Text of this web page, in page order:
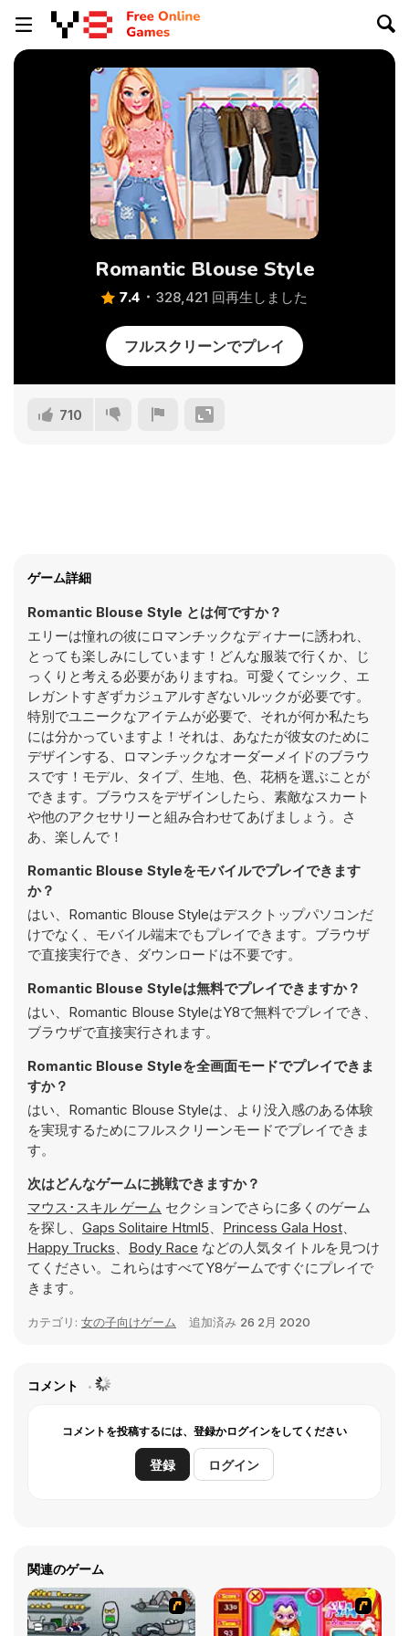
Romantic Blouse Style
7.4 328,421 回再生しました
フルスクリーンでプレイ
710
ゲーム詳細
Romantic Blouse Style とは何ですか？
エリーは憧れの彼にロマンチックなディナーに誘われ、
とっても楽しみにしています！どんな服装で行くか、じ
っくりと考える必要がありますね。可愛くてシック、エ
レガントすぎずカジュアルすぎないルックが必要です。
特別でユニークなアイテムが必要で、それが何か私たち
には分かっていますよ！それは、あなたが彼女のために
デザインする、ロマンチックなオーダーメイドのブラウ
スです！モデル、タイプ、生地、色、花柄を選ぶことが
できます。ブラウスをデザインしたら、素敵なスカート
や他のアクセサリーと組み合わせてあげましょう。さ
あ、楽しんで！
Romantic Blouse Styleをモバイルでプレイできます
か？
はい、Romantic Blouse Styleはデスクトップパソコンだ
けでなく、モバイル端末でもプレイできます。ブラウザ
で直接実行でき、ダウンロードは不要です。
Romantic Blouse Styleは無料でプレイできますか？
はい、Romantic Blouse StyleはY8で無料でプレイでき、
ブラウザで直接実行されます。
Romantic Blouse Styleを全画面モードでプレイできま
すか？
はい、Romantic Blouse Styleは、より没入感のある体験
を実現するためにフルスクリーンモードでプレイできま
す。
次はどんなゲームに挑戦できますか？
マウス･スキル ゲーム セクションでさらに多くのゲーム
を探し、 Gaps Solitaire Html5、 Princess Gala Host、
Happy Trucks、 Body Race などの人気タイトルを見つけ
てください。これらはすべてY8ゲームですぐにプレイで
きます。
カテゴリ: 女の子向けゲーム 追加済み 26 2月 2020
コメント
コメントを投稿するには、登録かログインをしてください
登録 ログイン
関連のゲーム